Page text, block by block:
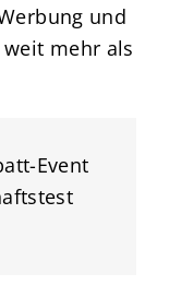
und
mehr als
Event